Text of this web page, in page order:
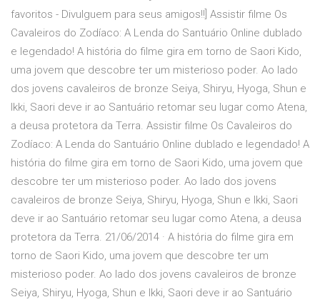
favoritos - Divulguem para seus amigos!!] Assistir filme Os
Cavaleiros do Zodíaco: A Lenda do Santuário Online dublado
e legendado! A história do filme gira em torno de Saori Kido,
uma jovem que descobre ter um misterioso poder. Ao lado
dos jovens cavaleiros de bronze Seiya, Shiryu, Hyoga, Shun e
Ikki, Saori deve ir ao Santuário retomar seu lugar como Atena,
a deusa protetora da Terra. Assistir filme Os Cavaleiros do
Zodíaco: A Lenda do Santuário Online dublado e legendado! A
história do filme gira em torno de Saori Kido, uma jovem que
descobre ter um misterioso poder. Ao lado dos jovens
cavaleiros de bronze Seiya, Shiryu, Hyoga, Shun e Ikki, Saori
deve ir ao Santuário retomar seu lugar como Atena, a deusa
protetora da Terra. 21/06/2014 · A história do filme gira em
torno de Saori Kido, uma jovem que descobre ter um
misterioso poder. Ao lado dos jovens cavaleiros de bronze
Seiya, Shiryu, Hyoga, Shun e Ikki, Saori deve ir ao Santuário